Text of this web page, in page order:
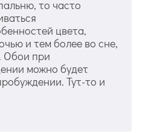
то часто
цвета,
и тем более во сне,
Обои при
можно будет
Тут-то и